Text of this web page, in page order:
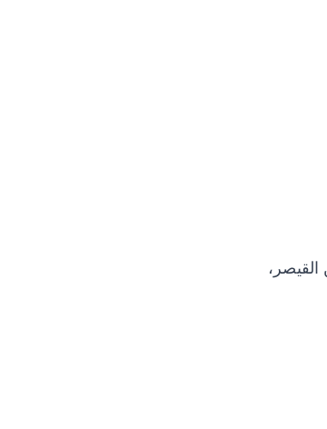
منذ زمن القيصر،